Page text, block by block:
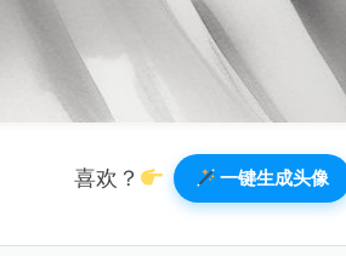
喜欢？ 一键生成头像